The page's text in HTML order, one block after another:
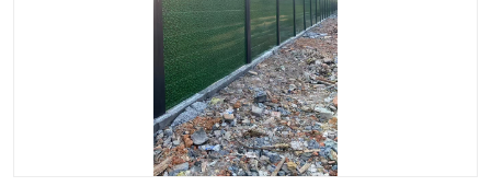
生产加工单板复合围挡 市